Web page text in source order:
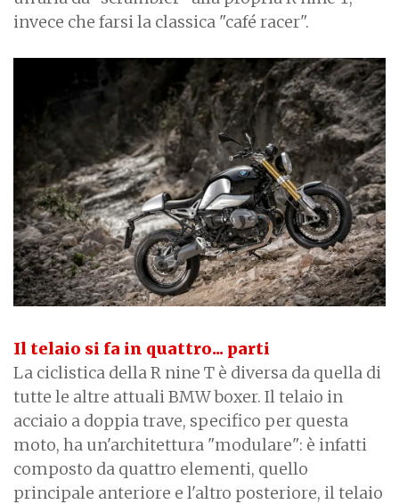
invece che farsi la classica "café racer".
Il telaio si fa in quattro... parti
La ciclistica della R nine T è diversa da quella di
tutte le altre attuali BMW boxer. Il telaio in
acciaio a doppia trave, specifico per questa
moto, ha un'architettura "modulare": è infatti
composto da quattro elementi, quello
principale anteriore e l'altro posteriore, il telaio